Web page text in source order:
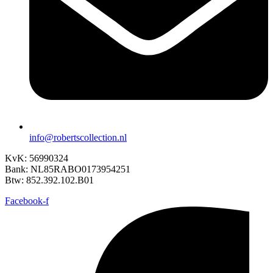
info@robertscollection.nl
KvK: 56990324
Bank: NL85RABO0173954251
Btw: 852.392.102.B01
Facebook-f